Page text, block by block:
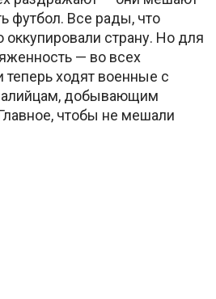
футбол. Все рады, что
страну. Но для
— во всех
теперь ходят военные с
добывающим
чтобы не мешали